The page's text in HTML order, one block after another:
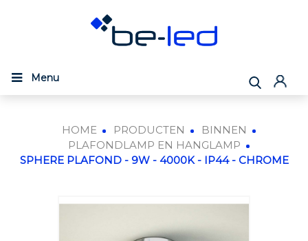
Menu
HOME PRODUCTEN
BINNEN
PLAFONDLAMP EN HANGLAMP
SPHERE PLAFOND - 9W - 4000K - IP44 - CHROME